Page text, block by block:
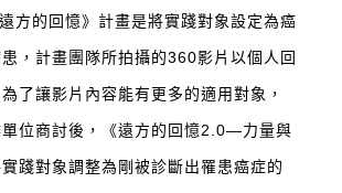
方的回憶》計畫是將實踐對象設定為癌
，計畫團隊所拍攝的360影片以個人回
了讓影片內容能有更多的適用對象，
位商討後，《遠方的回憶2.0—力量與
踐對象調整為剛被診斷出罹患癌症的